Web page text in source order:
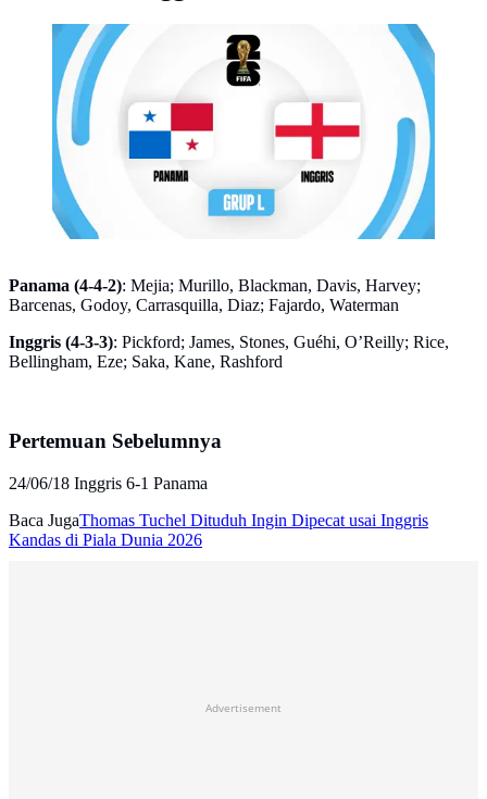
Pertandingan Panama Vs Inggris. (Bola.com/KLY)
Panama (4-4-2): Mejia; Murillo, Blackman, Davis, Harvey;
Barcenas, Godoy, Carrasquilla, Diaz; Fajardo, Waterman
Inggris (4-3-3): Pickford; James, Stones, Guéhi, O’Reilly; Rice,
Bellingham, Eze; Saka, Kane, Rashford
Pertemuan Sebelumnya
24/06/18 Inggris 6-1 Panama
Baca JugaThomas Tuchel Dituduh Ingin Dipecat usai Inggris
Kandas di Piala Dunia 2026
Advertisement